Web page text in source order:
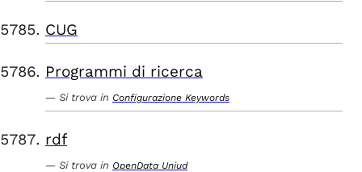
CUG
Programmi di ricerca
Si trova in Configurazione Keywords
rdf
Si trova in OpenData Uniud